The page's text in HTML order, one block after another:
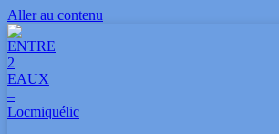
Aller au contenu